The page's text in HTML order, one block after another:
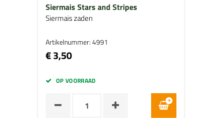
Siermais Stars and Stripes
Siermais zaden
Artikelnummer: 4991
€ 3,50
OP VOORRAAD